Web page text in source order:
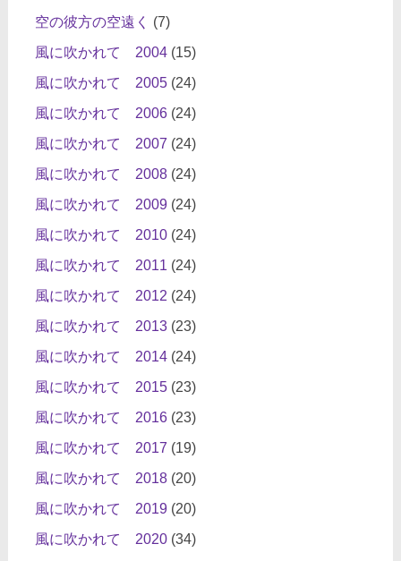
空の彼方の空遠く
(7)
風に吹かれて 2004(15)
風に吹かれて 2005(24)
風に吹かれて 2006(24)
風に吹かれて 2007 (24)
風に吹かれて 2008(24)
風に吹かれて 2009(24)
風に吹かれて 2010(24)
風に吹かれて 2011 (24)
風に吹かれて 2012 (24)
風に吹かれて 2013(23)
風に吹かれて 2014(24)
風に吹かれて 2015(23)
風に吹かれて 2016(23)
風に吹かれて 2017 (19)
風に吹かれて 2018(20)
風に吹かれて 2019(20)
風に吹かれて 2020(34)